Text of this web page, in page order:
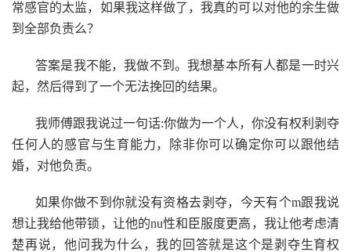
常感官的太监，如果我这样做了，我真的可以对他的余生做
到全部负责么？
答案是我不能，我做不到。我想基本所有人都是一时兴
起，然后得到了一个无法挽回的结果。
我师傅跟我说过一句话:你做为一个人，你没有权利剥夺
任何人的感官与生育能力，除非你可以确定你可以跟他结
婚，对他负责。
如果你做不到你就没有资格去剥夺，今天有个m跟我说
想让我给他带锁，让他的nu性和臣服度更高，我让他考虑清
楚再说，他问我为什么，我的回答就是这个是剥夺生育权